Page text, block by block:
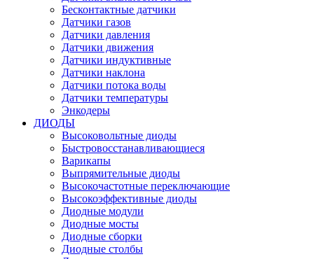
Бесконтактные датчики
Датчики газов
Датчики давления
Датчики движения
Датчики индуктивные
Датчики наклона
Датчики потока воды
Датчики температуры
Энкодеры
ДИОДЫ
Высоковольтные диоды
Быстровосстанавливающиеся
Варикапы
Выпрямительные диоды
Высокочастотные переключающие
Высокоэффективные диоды
Диодные модули
Диодные мосты
Диодные сборки
Диодные столбы